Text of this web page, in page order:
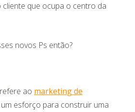
cliente que ocupa o centro da
novos Ps então?
ao marketing de
esforço para construir uma